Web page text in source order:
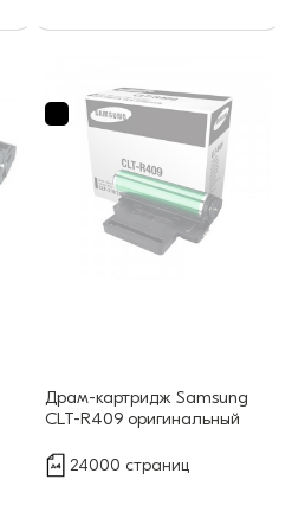
Драм-картридж Samsung
CLT-R409 оригинальный
24000 страниц